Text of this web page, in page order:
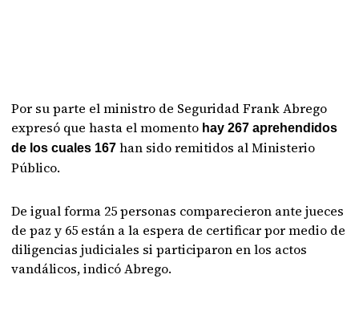
Por su parte el ministro de Seguridad Frank Abrego
expresó que hasta el momento hay 267 aprehendidos
de los cuales 167 han sido remitidos al Ministerio
Público.
De igual forma 25 personas comparecieron ante jueces
de paz y 65 están a la espera de certificar por medio de
diligencias judiciales si participaron en los actos
vandálicos, indicó Abrego.